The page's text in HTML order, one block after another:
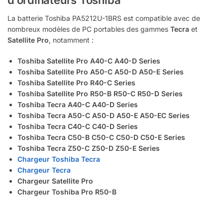
La batterie Toshiba PA5212U-1BRS est compatible avec de
nombreux modèles de PC portables des gammes Tecra et
Satellite Pro, notamment :
Toshiba Satellite Pro A40-C A40-D Series
Toshiba Satellite Pro A50-C A50-D A50-E Series
Toshiba Satellite Pro R40-C Series
Toshiba Satellite Pro R50-B R50-C R50-D Series
Toshiba Tecra A40-C A40-D Series
Toshiba Tecra A50-C A50-D A50-E A50-EC Series
Toshiba Tecra C40-C C40-D Series
Toshiba Tecra C50-B C50-C C50-D C50-E Series
Toshiba Tecra Z50-C Z50-D Z50-E Series
Chargeur Toshiba Tecra
Chargeur Tecra
Chargeur Satellite Pro
Chargeur Toshiba Pro R50-B